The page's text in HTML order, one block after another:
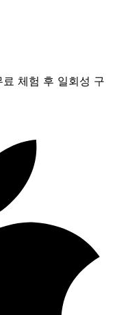
체험 후 일회성 구